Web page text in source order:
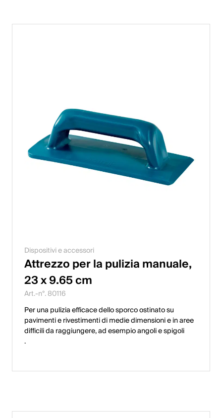
Dispositivi e accessori
Attrezzo per la pulizia manuale,
23 x 9.65 cm
Art.-n°. 80116
Per una pulizia efficace dello sporco ostinato su
pavimenti e rivestimenti di medie dimensioni e in aree
difficili da raggiungere, ad esempio angoli e spigoli
.